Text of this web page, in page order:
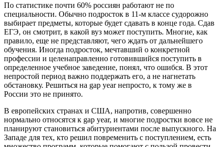
По статистике почти 60% россиян работают не по
специальности. Обычно подросток в 11-м классе судорожно
выбирает предметы, которые будет сдавать в конце года. Сдав
ЕГЭ, он смотрит, в какой вуз может поступить. Многие, как
правило, еще не представляют, чего ждать от дальнейшего
обучения. Иногда подросток, мечтавший о конкретной
профессии и целенаправленно готовившийся поступить в
определенное учебное заведение, понял, что ошибся. В этот
непростой период важно поддержать его, а не нагнетать
обстановку. Решиться на gap year непросто, к тому же в
России это не принято.
В европейских странах и США, напротив, совершенно
нормально относятся к gap year, и многие подростки вовсе не
планируют становиться абитуриентами после выпускного. На
Западе для тех, кто решил повременить с поступлением, есть